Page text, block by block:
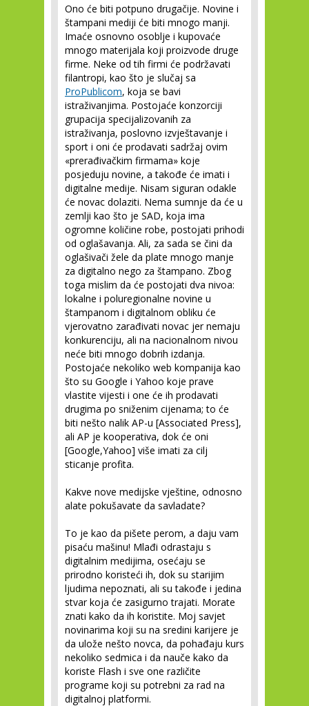
Ono će biti potpuno drugačije. Novine i
štampani mediji će biti mnogo manji.
Imaće osnovno osoblje i kupovaće
mnogo materijala koji proizvode druge
firme. Neke od tih firmi će podržavati
filantropi, kao što je slučaj sa
ProPublicom, koja se bavi
istraživanjima. Postojaće konzorciji
grupacija specijalizovanih za
istraživanja, poslovno izvještavanje i
sport i oni će prodavati sadržaj ovim
«prerađivačkim firmama» koje
posjeduju novine, a takođe će imati i
digitalne medije. Nisam siguran odakle
će novac dolaziti. Nema sumnje da će u
zemlji kao što je SAD, koja ima
ogromne količine robe, postojati prihodi
od oglašavanja. Ali, za sada se čini da
oglašivači žele da plate mnogo manje
za digitalno nego za štampano. Zbog
toga mislim da će postojati dva nivoa:
lokalne i poluregionalne novine u
štampanom i digitalnom obliku će
vjerovatno zarađivati novac jer nemaju
konkurenciju, ali na nacionalnom nivou
neće biti mnogo dobrih izdanja.
Postojaće nekoliko web kompanija kao
što su Google i Yahoo koje prave
vlastite vijesti i one će ih prodavati
drugima po sniženim cijenama; to će
biti nešto nalik AP-u [Associated Press],
ali AP je kooperativa, dok će oni
[Google,Yahoo] više imati za cilj
sticanje profita.
Kakve nove medijske vještine, odnosno
alate pokušavate da savladate?
To je kao da pišete perom, a daju vam
pisaću mašinu! Mlađi odrastaju s
digitalnim medijima, osećaju se
prirodno koristeći ih, dok su starijim
ljudima nepoznati, ali su takođe i jedina
stvar koja će zasigurno trajati. Morate
znati kako da ih koristite. Moj savjet
novinarima koji su na sredini karijere je
da ulože nešto novca, da pohađaju kurs
nekoliko sedmica i da nauče kako da
koriste Flash i sve one različite
programe koji su potrebni za rad na
digitalnoj platformi.